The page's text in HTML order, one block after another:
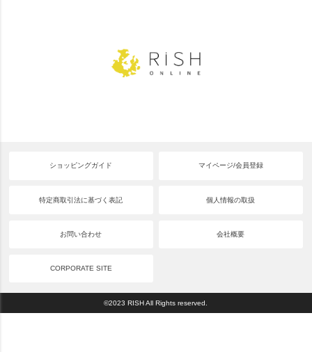
ショッピングガイド マイページ/会員登録
特定商取引法に基づく表記 個人情報の取扱
お問い合わせ 会社概要
CORPORATE SITE
©2023 RISH All Rights reserved.